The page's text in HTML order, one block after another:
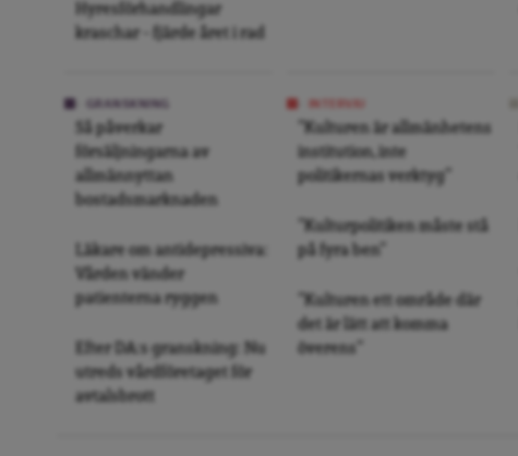
Hyresförhandlingar
kraschar – fjärde året i rad
Så påverkar
försäljningarna av
allmännyttan
bostadsmarknaden
Läkare om antidepressiva:
Vården vänder
patienterna ryggen
Efter DA:s granskning: Nu
utreds vårdföretaget för
avtalsbrott
”Kulturen är allmänhetens
institution, inte
politikernas verktyg”
”Kulturpolitiken måste stå
på fyra ben”
”Kulturen ett område där
det är lätt att komma
överens”